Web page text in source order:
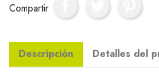
Compartir
Descripción Detalles del